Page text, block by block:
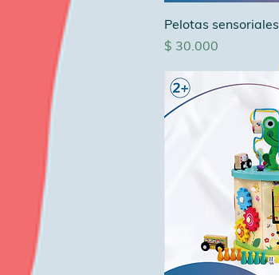
Pelotas sensoriales
Precio
$ 30.000